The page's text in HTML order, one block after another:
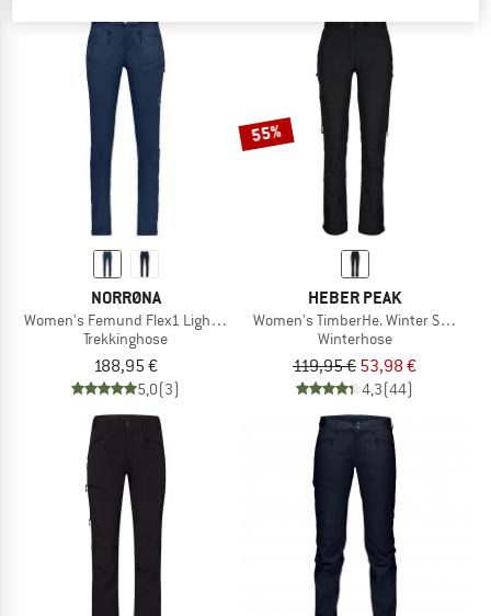
NORRØNA
Women's Femund Flex1 Lightweight Pants
Trekkinghose
188,95 €
5,0(3)
55%
HEBER PEAK
Women's TimberHe. Winter
Winterhose
119,95 € 53,98 €
4,3(44)